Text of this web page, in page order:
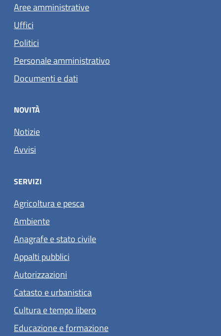
Aree amministrative
Uffici
Politici
Personale amministrativo
Documenti e dati
NOVITÀ
Notizie
Avvisi
SERVIZI
Agricoltura e pesca
Ambiente
Anagrafe e stato civile
Appalti pubblici
Autorizzazioni
Catasto e urbanistica
Cultura e tempo libero
Educazione e formazione